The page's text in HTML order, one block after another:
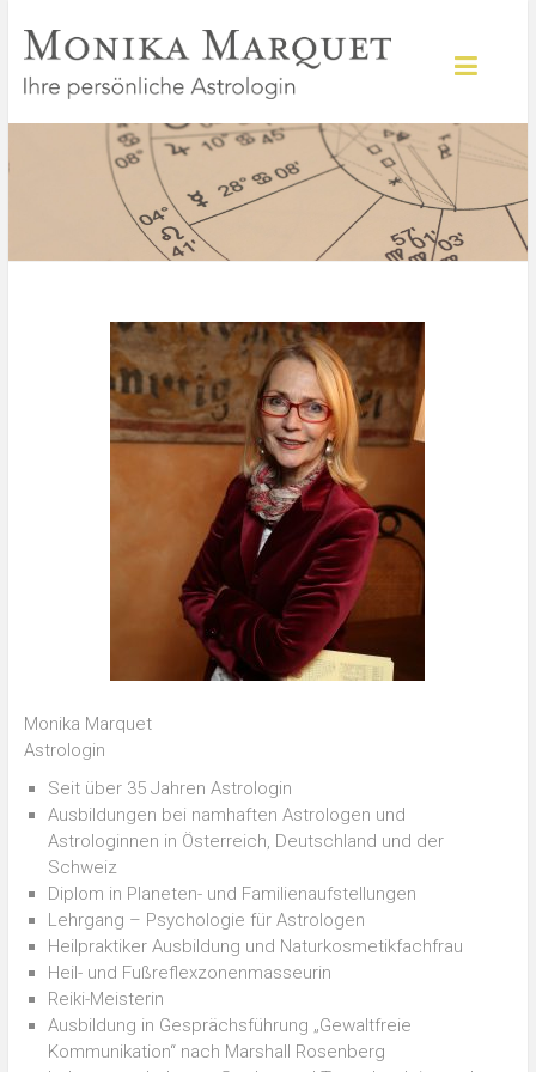
Monika Marquet
Astrologin
Seit über 35 Jahren Astrologin
Ausbildungen bei namhaften Astrologen und
Astrologinnen in Österreich, Deutschland und der
Schweiz
Diplom in Planeten- und Familienaufstellungen
Lehrgang – Psychologie für Astrologen
Heilpraktiker Ausbildung und Naturkosmetikfachfrau
Heil- und Fußreflexzonenmasseurin
Reiki-Meisterin
Ausbildung in Gesprächsführung „Gewaltfreie
Kommunikation“ nach Marshall Rosenberg